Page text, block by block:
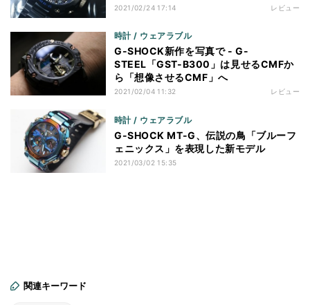
2021/02/24 17:14 レビュー
時計 / ウェアラブル
G-SHOCK新作を写真で - G-
STEEL「GST-B300」は見せるCMFか
ら「想像させるCMF」へ
2021/02/04 11:32 レビュー
時計 / ウェアラブル
G-SHOCK MT-G、伝説の鳥「ブルーフ
ェニックス」を表現した新モデル
2021/03/02 15:35
関連キーワード